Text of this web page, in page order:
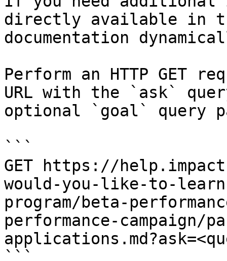
directly available in
documentation
Perform an HTTP GET
URL with the `ask`
optional `goal` query
```
GET https://
would-you-like-to-
program/beta-
performance-campaign/
```